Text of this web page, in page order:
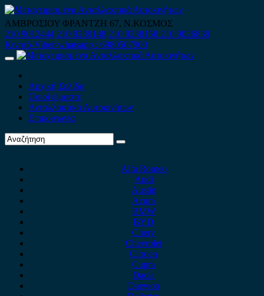
Skip
to
content
ΑΜΒΡΟΣΙΟΥ ΦΡΑΝΤΖΗ 67, Ν.ΚΟΣΜΟΣ
210 9012444 210 9239148 210 9238158 210 9026839
Κινητό-Viber-whatsapp : 6980507900
Primary
Αρχική Σελίδα
Ποιοί είμαστε
Ανταλλακτικά Αυτοκινήτων
Επικοινωνία
Alfa Romeo
Audi
Austin
Acura
BMW
BYD
Chery
Chevrolet
Citroen
Cupra
Dacia
Daewoo